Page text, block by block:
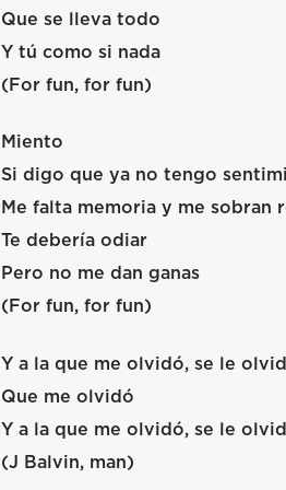
Que se lleva todo
Y tú como si nada
(For fun, for fun)
Miento
Si digo que ya no tengo
Me falta memoria y me sobran
Te debería odiar
Pero no me dan ganas
(For fun, for fun)
Y a la que me olvidó, se le
Que me olvidó
Y a la que me olvidó, se le
(J Balvin, man)